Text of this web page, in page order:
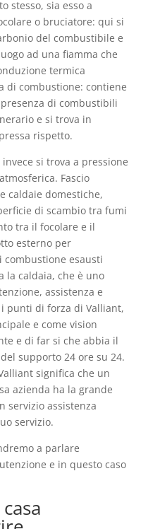
stesso, sia esso a
o bruciatore: qui si
del combustibile e
ad una fiamma che
termica
di combustione: contiene
di combustibili
e si trova in
rispetto.
si trova a pressione
Fascio
caldaie domestiche,
di scambio tra fumi
tra il focolare e il
esterno per
combustione esausti
la caldaia, che è uno
assistenza e
punti di forza di Valliant,
e come vision
e di far si che abbia il
supporto 24 ore su 24.
significa che un
azienda ha la grande
servizio assistenza
servizio.
a parlare
e in questo caso